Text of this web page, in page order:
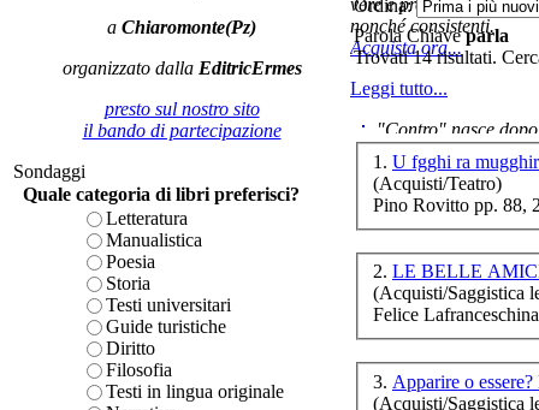
a Chiaromonte(Pz)
organizzato dalla EditricErmes
presto sul nostro sito
il bando di partecipazione
Sondaggi
Quale categoria di libri preferisci?
Letteratura
Manualistica
Poesia
Storia
Testi universitari
Guide turistiche
Diritto
Filosofia
Testi in lingua originale
vere e proprie correnti
nonché consistenti.
Acquista ora...
Leggi tutto...
"Contro" nasce
cominciato con la
ripensaremarx. i saggi
questa collaborazione
è teorica, sempre però
presente fase.
Acquista ora...
A feed could not be
http://www.lastampa.it/
Ordina:
Parola Chiaveparla
Trovati 14 risultati.
1. U fgghi ra
(Acquisti/Teatro)
Pino Rovitto pp. 88,
2. LE BELLE
(Acquisti/Saggistica
Felice
3. Apparire o
(Acquisti/Saggistica